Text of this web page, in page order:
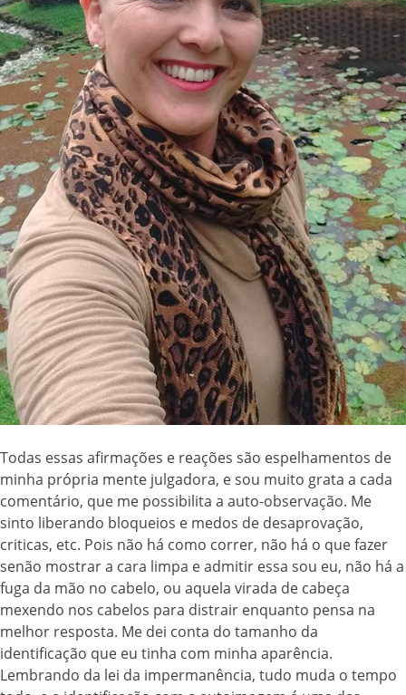
Todas essas afirmações e reações são espelhamentos de
minha própria mente julgadora, e sou muito grata a cada
comentário, que me possibilita a auto-observação. Me
sinto liberando bloqueios e medos de desaprovação,
criticas, etc. Pois não há como correr, não há o que fazer
senão mostrar a cara limpa e admitir essa sou eu, não há a
fuga da mão no cabelo, ou aquela virada de cabeça
mexendo nos cabelos para distrair enquanto pensa na
melhor resposta. Me dei conta do tamanho da
identificação que eu tinha com minha aparência.
Lembrando da lei da impermanência, tudo muda o tempo